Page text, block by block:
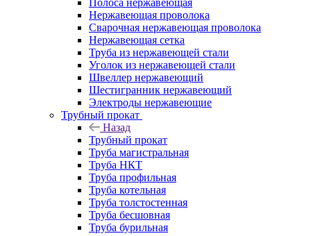
Полоса нержавеющая
Нержавеющая проволока
Сварочная нержавеющая проволока
Нержавеющая сетка
Труба из нержавеющей стали
Уголок из нержавеющей стали
Швеллер нержавеющий
Шестигранник нержавеющий
Электроды нержавеющие
Трубный прокат
Назад
Трубный прокат
Труба магистральная
Труба НКТ
Труба профильная
Труба котельная
Труба толстостенная
Труба бесшовная
Труба бурильная